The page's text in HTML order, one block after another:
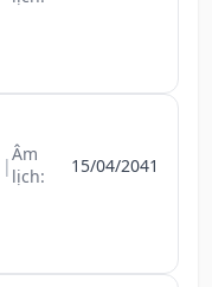
|Âm
lịch:
15/04/2041